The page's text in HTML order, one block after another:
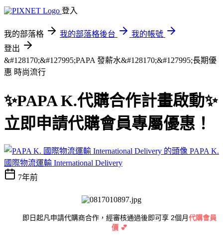
登入
我的部落格 我的部落格後台
我的帳號
登出
&#128170;&#127995;PAPA 發薪水&#128170;&#127995;長期優
惠 時尚流行
✨PAPA K.代購合作計畫啟動✨
立即申請代購會員專屬優惠！
PAPA K.
國際物流運輸 International Delivery
7年前
即日起凡申請代購商合作，經審核通過後即可享 2個月代購會員
價 💕